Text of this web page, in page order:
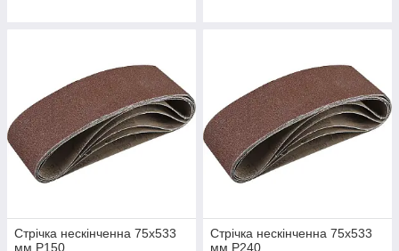
Стрічка нескінченна 75х533
мм P150
Стрічка нескінченна 75х533
мм P240